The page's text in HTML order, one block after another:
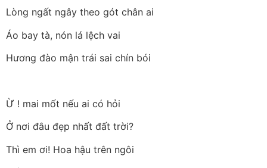
Lòng ngất ngây theo gót chân ai
Áo bay tà, nón lá lệch vai
Hương đào mận trái sai chín bói
Ừ ! mai mốt nếu ai có hỏi
Ở nơi đâu đẹp nhất đất trời?
Thì em ơi! Hoa hậu trên ngôi